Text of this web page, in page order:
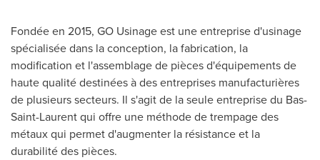
Fondée en 2015, GO Usinage est une entreprise d'usinage
spécialisée dans la conception, la fabrication, la
modification et l'assemblage de pièces d'équipements de
haute qualité destinées à des entreprises manufacturières
de plusieurs secteurs. Il s'agit de la seule entreprise du Bas-
Saint-Laurent qui offre une méthode de trempage des
métaux qui permet d'augmenter la résistance et la
durabilité des pièces.